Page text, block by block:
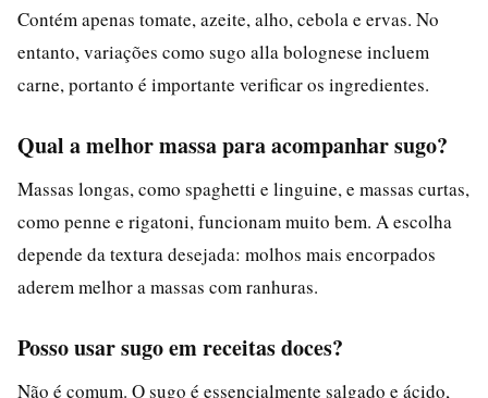
Contém apenas tomate, azeite, alho, cebola e ervas. No
entanto, variações como sugo alla bolognese incluem
carne, portanto é importante verificar os ingredientes.
Qual a melhor massa para acompanhar sugo?
Massas longas, como spaghetti e linguine, e massas curtas,
como penne e rigatoni, funcionam muito bem. A escolha
depende da textura desejada: molhos mais encorpados
aderem melhor a massas com ranhuras.
Posso usar sugo em receitas doces?
Não é comum. O sugo é essencialmente salgado e ácido,